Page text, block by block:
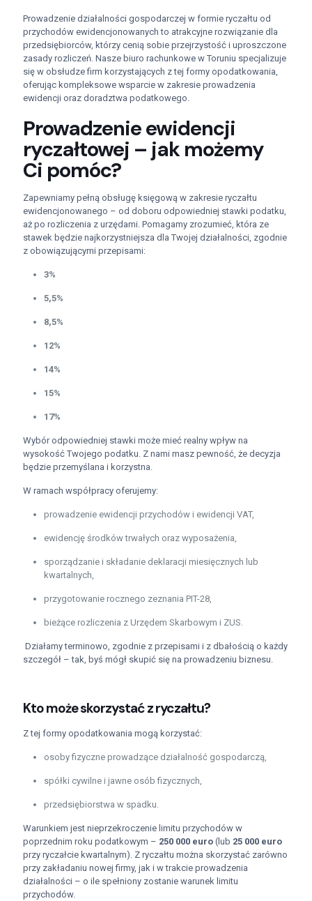
Prowadzenie działalności gospodarczej w formie ryczałtu od
przychodów ewidencjonowanych to atrakcyjne rozwiązanie dla
przedsiębiorców, którzy cenią sobie przejrzystość i uproszczone
zasady rozliczeń. Nasze biuro rachunkowe w Toruniu specjalizuje
się w obsłudze firm korzystających z tej formy opodatkowania,
oferując kompleksowe wsparcie w zakresie prowadzenia
ewidencji oraz doradztwa podatkowego.
Prowadzenie ewidencji
ryczałtowej – jak możemy
Ci pomóc?
Zapewniamy pełną obsługę księgową w zakresie ryczałtu
ewidencjonowanego – od doboru odpowiedniej stawki podatku,
aż po rozliczenia z urzędami. Pomagamy zrozumieć, która ze
stawek będzie najkorzystniejsza dla Twojej działalności, zgodnie
z obowiązującymi przepisami:
3%
5,5%
8,5%
12%
14%
15%
17%
Wybór odpowiedniej stawki może mieć realny wpływ na
wysokość Twojego podatku. Z nami masz pewność, że decyzja
będzie przemyślana i korzystna.
W ramach współpracy oferujemy:
prowadzenie ewidencji przychodów i ewidencji VAT,
ewidencję środków trwałych oraz wyposażenia,
sporządzanie i składanie deklaracji miesięcznych lub
kwartalnych,
przygotowanie rocznego zeznania PIT-28,
bieżące rozliczenia z Urzędem Skarbowym i ZUS.
Działamy terminowo, zgodnie z przepisami i z dbałością o każdy
szczegół – tak, byś mógł skupić się na prowadzeniu biznesu.
Kto może skorzystać z ryczałtu?
Z tej formy opodatkowania mogą korzystać:
osoby fizyczne prowadzące działalność gospodarczą,
spółki cywilne i jawne osób fizycznych,
przedsiębiorstwa w spadku.
Warunkiem jest nieprzekroczenie limitu przychodów w
poprzednim roku podatkowym – 250 000 euro (lub 25 000 euro
przy ryczałcie kwartalnym). Z ryczałtu można skorzystać zarówno
przy zakładaniu nowej firmy, jak i w trakcie prowadzenia
działalności – o ile spełniony zostanie warunek limitu
przychodów.